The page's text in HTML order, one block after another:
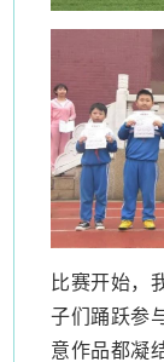
比赛开始，
子们踊跃参
意作品都凝